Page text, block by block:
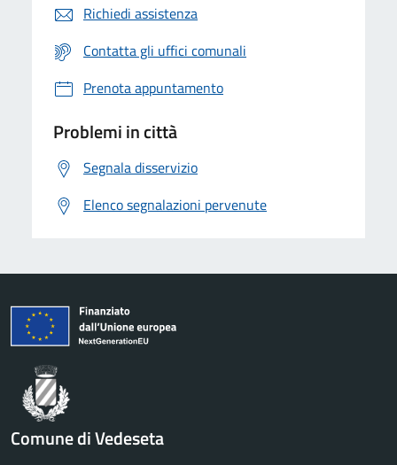
Richiedi assistenza
Contatta gli uffici comunali
Prenota appuntamento
Problemi in città
Segnala disservizio
Elenco segnalazioni pervenute
Comune di Vedeseta